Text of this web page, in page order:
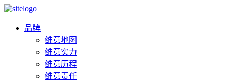
品牌
维意地图
维意实力
维意历程
维意责任